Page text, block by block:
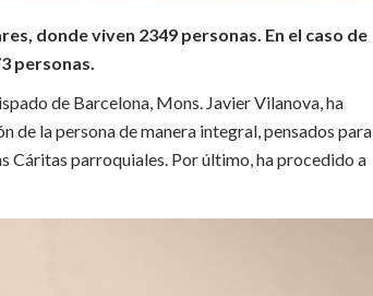
donde viven 2349 personas. En el caso de
personas.
de Barcelona, Mons. Javier Vilanova, ha
de la persona de manera integral, pensados para
Cáritas parroquiales. Por último, ha procedido a